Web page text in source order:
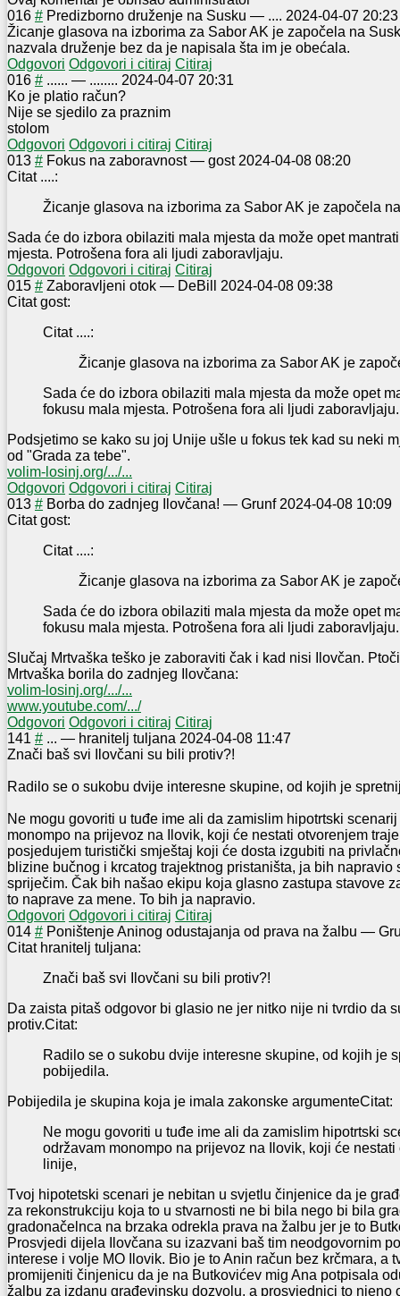
016 # Predizborno druženje na Susku — .... 2024-04-07 20:23
Žicanje glasova na izborima za Sabor AK je započela na
nazvala druženje bez da je napisala šta im je obećala.
Odgovori Odgovori i citiraj Citiraj
016 # ...... — ........ 2024-04-07 20:31
Ko je platio račun?
Nije se sjedilo za praznim
stolom
Odgovori Odgovori i citiraj Citiraj
013 # Fokus na zaboravnost— gost 2024-04-08 08:20
Citat ....:
Žicanje glasova na izborima za Sabor AK je započela
Sada će do izbora obilaziti mala mjesta da može opet
mjesta. Potrošena fora ali ljudi zaboravljaju.
Odgovori Odgovori i citiraj Citiraj
015 # Zaboravljeni otok — DeBill
2024-04-08 09:38
Citat gost:
Citat ....:
Žicanje glasova na izborima za Sabor AK je
Sada će do izbora obilaziti mala mjesta da može opet
fokusu mala mjesta. Potrošena fora ali ljudi zaboravljaju.
Podsjetimo se kako su joj Unije ušle u fokus tek kad su neki
od "Grada za tebe".
volim-losinj.org/.../...
Odgovori Odgovori i citiraj Citiraj
013 # Borba do zadnjeg Ilovčana! — Grunf 2024-04-08 10:09
Citat gost:
Citat ....:
Žicanje glasova na izborima za Sabor AK je
Sada će do izbora obilaziti mala mjesta da može opet
fokusu mala mjesta. Potrošena fora ali ljudi zaboravljaju.
Slučaj Mrtvaška teško je zaboraviti čak i kad nisi Ilovčan.
Mrtvaška borila do zadnjeg Ilovčana:
volim-losinj.org/.../...
www.youtube.com/.../
Odgovori Odgovori i citiraj Citiraj
141 # ... — hranitelj tuljana 2024-04-08 11:47
Znači baš svi Ilovčani su bili protiv?!
Radilo se o sukobu dvije interesne skupine, od kojih je
Ne mogu govoriti u tuđe ime ali da zamislim hipotrtski
monompo na prijevoz na Ilovik, koji će nestati otvorenjem
posjedujem turistički smještaj koji će dosta izgubiti na
blizine bučnog i krcatog trajektnog pristaništa, ja bih napravio
spriječim. Čak bih našao ekipu koja glasno zastupa stavove
to naprave za mene. To bih ja napravio.
Odgovori Odgovori i citiraj Citiraj
014 # Poništenje Aninog odustajanja od prava na žalbu —
Citat hranitelj tuljana:
Znači baš svi Ilovčani su bili protiv?!
Da zaista pitaš odgovor bi glasio ne jer nitko nije ni tvrdio da
protiv.Citat:
Radilo se o sukobu dvije interesne skupine, od kojih je
pobijedila.
Pobijedila je skupina koja je imala zakonske argumenteCitat:
Ne mogu govoriti u tuđe ime ali da zamislim hipotrtski
održavam monompo na prijevoz na Ilovik, koji će
linije,
Tvoj hipotetski scenari je nebitan u svjetlu činjenice da je
za rekonstrukciju koja to u stvarnosti ne bi bila nego bi bila
gradonačelnca na brzaka odrekla prava na žalbu jer je to
Prosvjedi dijela Ilovčana su izazvani baš tim neodgovornim
interese i volje MO Ilovik. Bio je to Anin račun bez krčmara, a
promijeniti činjenicu da je na Butkovićev mig Ana potpisala
žalbu za izdanu građevinsku dozvolu, a prosvjednici to njeno